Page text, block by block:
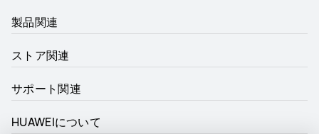
製品関連
ストア関連
サポート関連
HUAWEIについて